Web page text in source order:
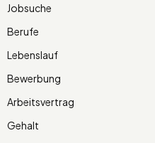
Jobsuche
Berufe
Lebenslauf
Bewerbung
Arbeitsvertrag
Gehalt